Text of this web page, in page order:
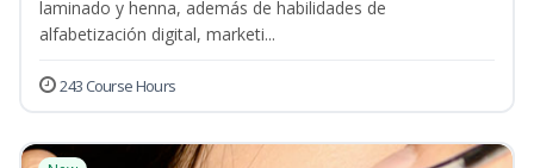
laminado y henna, además de habilidades de
alfabetización digital, marketi...
243 Course Hours